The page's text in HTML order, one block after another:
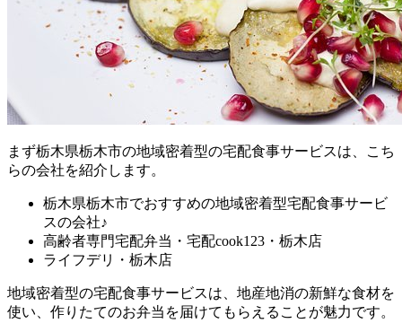
まず栃木県栃木市の地域密着型の宅配食事サービスは、こち
らの会社を紹介します。
栃木県栃木市でおすすめの地域密着型宅配食事サービ
スの会社♪
高齢者専門宅配弁当・宅配cook123・栃木店
ライフデリ・栃木店
地域密着型の宅配食事サービスは、地産地消の新鮮な食材を
使い、作りたてのお弁当を届けてもらえることが魅力です。